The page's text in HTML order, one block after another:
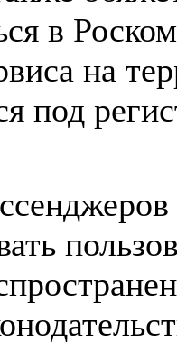
в
на
под